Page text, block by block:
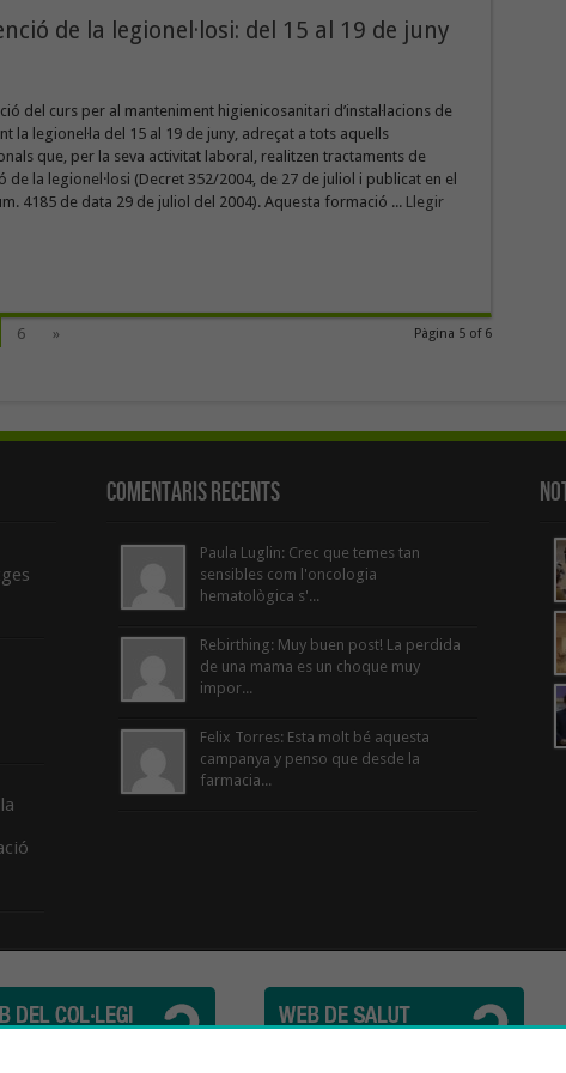
de la legionel·losi: del 15 al 19 de juny
del curs per al manteniment higienicosanitari d’instaŀlacions de
la legioneŀla del 15 al 19 de juny, adreçat a tots aquells
que, per la seva activitat laboral, realitzen tractaments de
de la legionel·losi (Decret 352/2004, de 27 de juliol i publicat en el
4185 de data 29 de juliol del 2004). Aquesta formació ... Llegir
Pàgina 5 of 6
6 »
Comentaris Recents
Paula Luglin: Crec que temes tan
sensibles com l'oncologia
hematològica s'...
Rebirthing: Muy buen post! La perdida
de una mama es un choque muy
impor...
Felix Torres: Esta molt bé aquesta
campanya y penso que desde la
farmacia...